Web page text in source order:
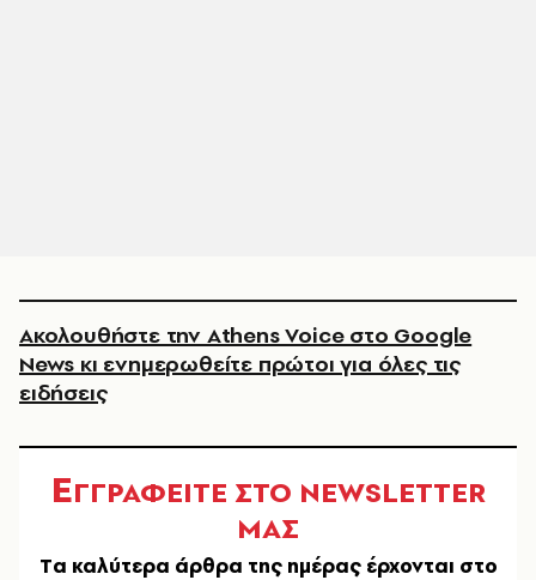
Ακολουθήστε την Athens Voice στο Google
News κι ενημερωθείτε πρώτοι για όλες τις
ειδήσεις
ΕΓΓΡΑΦΕΙΤΕ ΣΤΟ NEWSLETTER
ΜΑΣ
Tα καλύτερα άρθρα της ημέρας έρχονται στο